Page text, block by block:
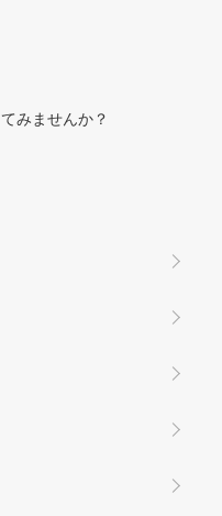
みませんか？